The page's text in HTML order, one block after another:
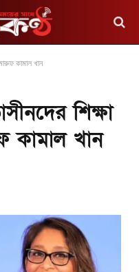
কামাল খান
শিক্ষা
কামাল খান